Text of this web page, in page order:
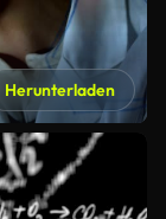
Herunterladen